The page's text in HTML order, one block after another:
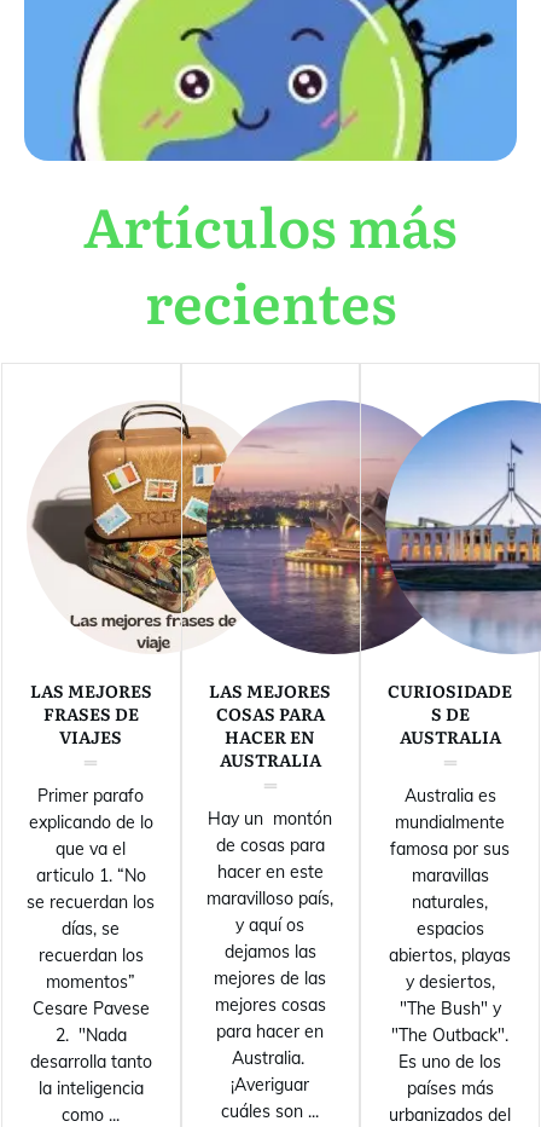
Artículos más
recientes
LAS MEJORES
FRASES DE
VIAJES
Primer parafo
explicando de lo
que va el
articulo 1. “No
se recuerdan los
días, se
recuerdan los
momentos”
Cesare Pavese
2. "Nada
desarrolla tanto
la inteligencia
como ...
LAS MEJORES
COSAS PARA
HACER EN
AUSTRALIA
Hay un montón
de cosas para
hacer en este
maravilloso país,
y aquí os
dejamos las
mejores de las
mejores cosas
para hacer en
Australia.
¡Averiguar
cuáles son ...
CURIOSIDADE
S DE
AUSTRALIA
Australia es
mundialmente
famosa por sus
maravillas
naturales,
espacios
abiertos, playas
y desiertos,
"The Bush" y
"The Outback".
Es uno de los
países más
urbanizados del